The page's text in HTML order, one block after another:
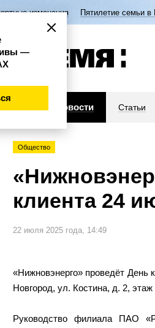
изменения Пятилетие семьи в
Новости Статьи
Общество
клиента 24
22 июля 2025 года, 14:49
«Нижновэнерго» проведёт День
Новгород, ул. Костина, д. 2,
Руководство филиала ПАО
—